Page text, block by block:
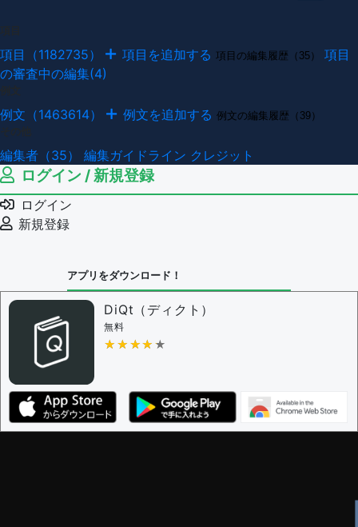
項目（1182735） 項目を追加する 項目の編集履歴（35）
項目
の審査中の編集(4)
例文（1463614） 例文を追加する 例文の編集履歴（39）
編集者（35） 編集ガイドライン クレジット
ログイン / 新規登録
ログイン
新規登録
アプリをダウンロード！
DiQt（ディクト）
無料
★★★★★
★★★★★